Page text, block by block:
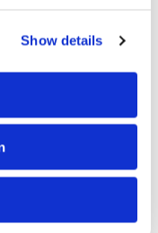
Show details